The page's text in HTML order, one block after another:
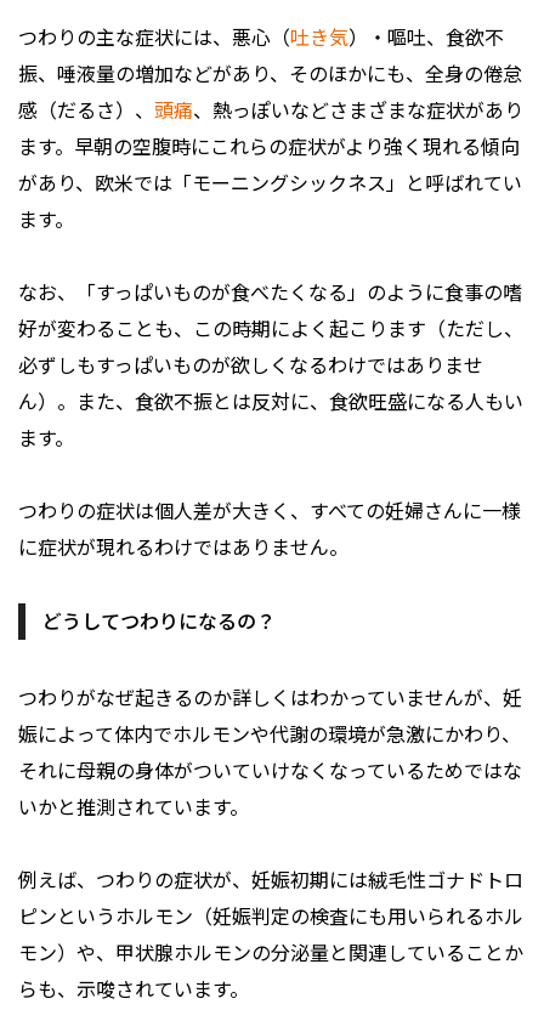
つわりの主な症状には、悪心（吐き気）・嘔吐、食欲不
振、唾液量の増加などがあり、そのほかにも、全身の倦怠
感（だるさ）、 頭痛、熱っぽいなどさまざまな症状があり
ます。早朝の空腹時にこれらの症状がより強く現れる傾向
があり、欧米では「モーニングシックネス」と呼ばれてい
ます。
なお、「すっぱいものが食べたくなる」のように食事の嗜
好が変わることも、この時期によく起こります（ただし、
必ずしもすっぱいものが欲しくなるわけではありませ
ん）。また、食欲不振とは反対に、食欲旺盛になる人もい
ます。
つわりの症状は個人差が大きく、すべての妊婦さんに一様
に症状が現れるわけではありません。
どうしてつわりになるの？
つわりがなぜ起きるのか詳しくはわかっていませんが、妊
娠によって体内でホルモンや代謝の環境が急激にかわり、
それに母親の身体がついていけなくなっているためではな
いかと推測されています。
例えば、つわりの症状が、妊娠初期には絨毛性ゴナドトロ
ピンというホルモン（妊娠判定の検査にも用いられるホル
モン）や、甲状腺ホルモンの分泌量と関連していることか
らも、示唆されています。